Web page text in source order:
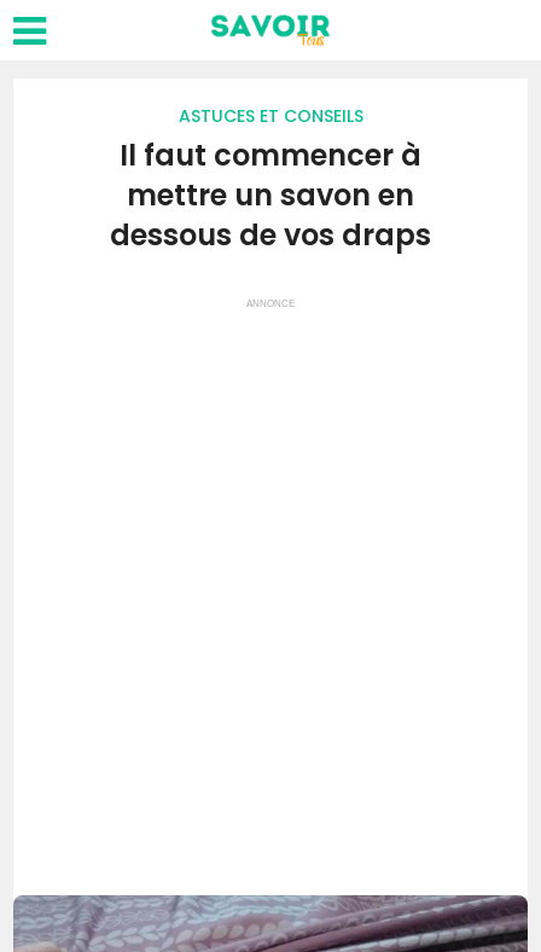
ASTUCES ET CONSEILS
Il faut commencer à
mettre un savon en
dessous de vos draps
ANNONCE